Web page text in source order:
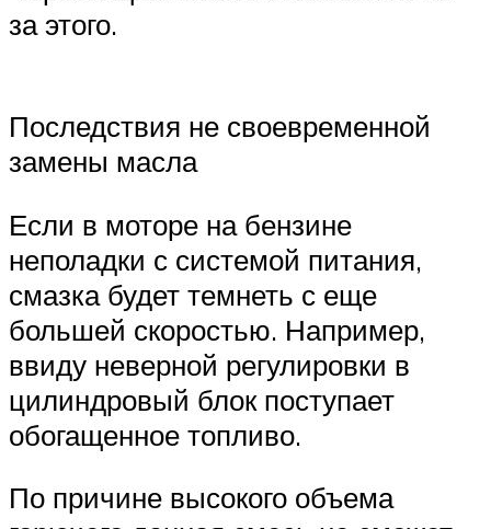
за этого.
Последствия не своевременной
замены масла
Если в моторе на бензине
неполадки с системой питания,
смазка будет темнеть с еще
большей скоростью. Например,
ввиду неверной регулировки в
цилиндровый блок поступает
обогащенное топливо.
По причине высокого объема